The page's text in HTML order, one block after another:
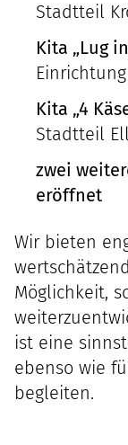
Stadtteil
Kita „Lug
Kita „4
Stadtteil
zwei
eröffnet
Wir bieten
Möglichkeit,
ist eine
ebenso wie
begleiten.